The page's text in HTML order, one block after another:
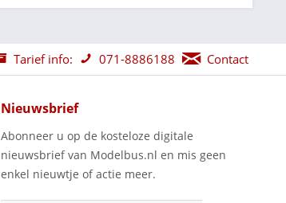
Tarief info: 071-8886188 Contact
Nieuwsbrief
Abonneer u op de kosteloze digitale
nieuwsbrief van Modelbus.nl en mis geen
enkel nieuwtje of actie meer.